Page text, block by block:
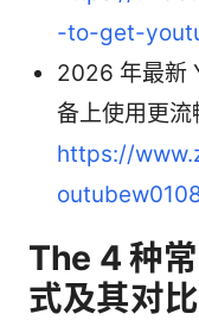
-to-get-
2026 年最新
备上使用更
https://
The 4 种
式及其对比